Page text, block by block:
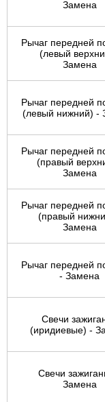
Замена
Рычаг передней
(левый
Замена
Рычаг передней
(левый нижний) -
Рычаг передней
(правый
Замена
Рычаг передней
(правый
Замена
Рычаг передней
- Замена
Свечи
(иридиевые) -
Свечи
Замена